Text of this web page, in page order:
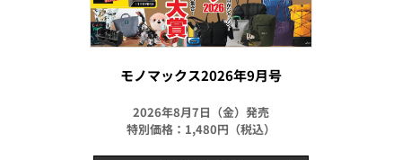
モノマックス2026年9月号
2026年8月7日（金）発売
特別価格：1,480円（税込）